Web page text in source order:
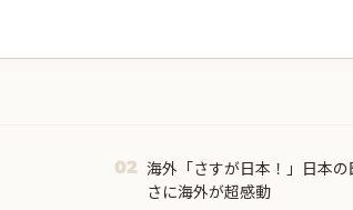
02 海外「さすが日本！」日本
さに海外が超感動